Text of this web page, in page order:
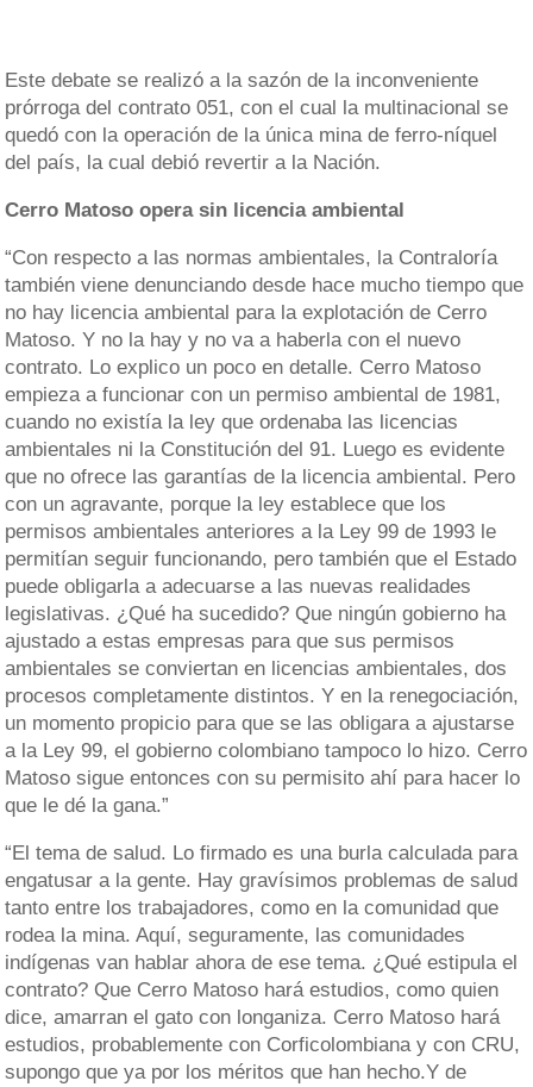
Este debate se realizó a la sazón de la inconveniente
prórroga del contrato 051, con el cual la multinacional se
quedó con la operación de la única mina de ferro-níquel
del país, la cual debió revertir a la Nación.
Cerro Matoso opera sin licencia ambiental
“Con respecto a las normas ambientales, la Contraloría
también viene denunciando desde hace mucho tiempo que
no hay licencia ambiental para la explotación de Cerro
Matoso. Y no la hay y no va a haberla con el nuevo
contrato. Lo explico un poco en detalle. Cerro Matoso
empieza a funcionar con un permiso ambiental de 1981,
cuando no existía la ley que ordenaba las licencias
ambientales ni la Constitución del 91. Luego es evidente
que no ofrece las garantías de la licencia ambiental. Pero
con un agravante, porque la ley establece que los
permisos ambientales anteriores a la Ley 99 de 1993 le
permitían seguir funcionando, pero también que el Estado
puede obligarla a adecuarse a las nuevas realidades
legislativas. ¿Qué ha sucedido? Que ningún gobierno ha
ajustado a estas empresas para que sus permisos
ambientales se conviertan en licencias ambientales, dos
procesos completamente distintos. Y en la renegociación,
un momento propicio para que se las obligara a ajustarse
a la Ley 99, el gobierno colombiano tampoco lo hizo. Cerro
Matoso sigue entonces con su permisito ahí para hacer lo
que le dé la gana.”
“El tema de salud. Lo firmado es una burla calculada para
engatusar a la gente. Hay gravísimos problemas de salud
tanto entre los trabajadores, como en la comunidad que
rodea la mina. Aquí, seguramente, las comunidades
indígenas van hablar ahora de ese tema. ¿Qué estipula el
contrato? Que Cerro Matoso hará estudios, como quien
dice, amarran el gato con longaniza. Cerro Matoso hará
estudios, probablemente con Corficolombiana y con CRU,
supongo que ya por los méritos que han hecho.Y de